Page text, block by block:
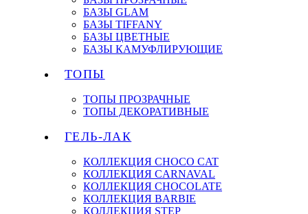
БАЗЫ GLAM
БАЗЫ TIFFANY
БАЗЫ ЦВЕТНЫЕ
БАЗЫ КАМУФЛИРУЮЩИЕ
ТОПЫ
ТОПЫ ПРОЗРАЧНЫЕ
ТОПЫ ДЕКОРАТИВНЫЕ
ГЕЛЬ-ЛАК
КОЛЛЕКЦИЯ CHOCO CAT
КОЛЛЕКЦИЯ CARNAVAL
КОЛЛЕКЦИЯ CHOCOLATE
КОЛЛЕКЦИЯ BARBIE
КОЛЛЕКЦИЯ STEP